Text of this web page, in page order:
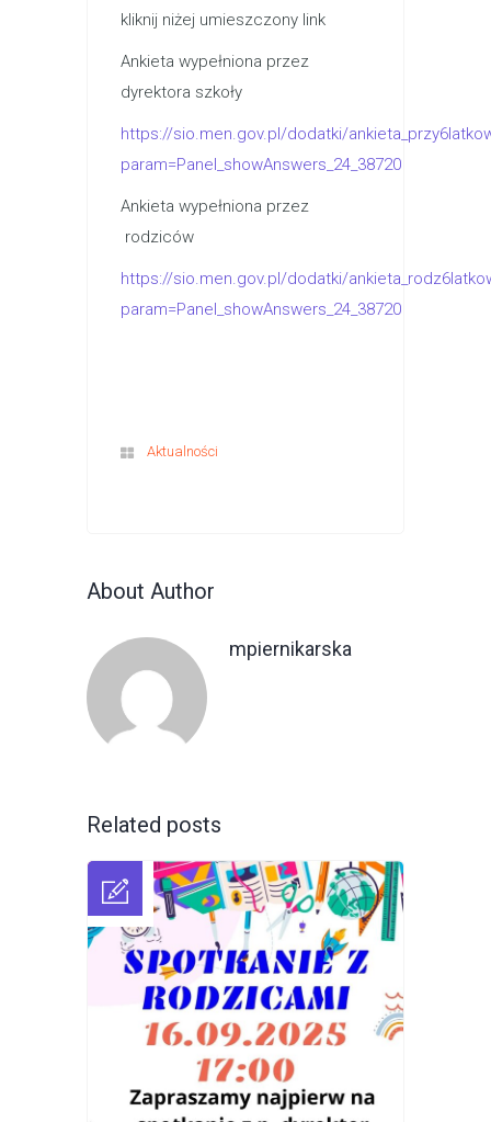
kliknij niżej umieszczony link
Ankieta wypełniona przez
dyrektora szkoły
https://sio.men.gov.pl/dodatki/
param=Panel_showAnswers_24_38720
Ankieta wypełniona przez
rodziców
https://sio.men.gov.pl/dodatki/
param=Panel_showAnswers_24_38720
Aktualności
About Author
mpiernikarska
Related posts